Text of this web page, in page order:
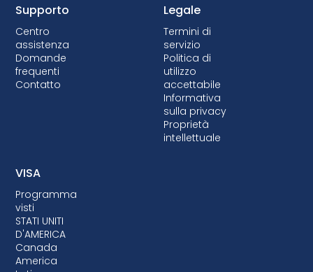
Supporto
Centro
assistenza
Domande
frequenti
Contatto
Legale
Termini di
servizio
Politica di
utilizzo
accettabile
Informativa
sulla privacy
Proprietà
intellettuale
VISA
Programma
visti
STATI UNITI
D'AMERICA
Canada
America